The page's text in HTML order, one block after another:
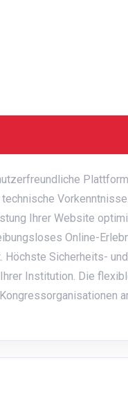
Ihrer Website
Online-
Sicherheits-
Institution. Die